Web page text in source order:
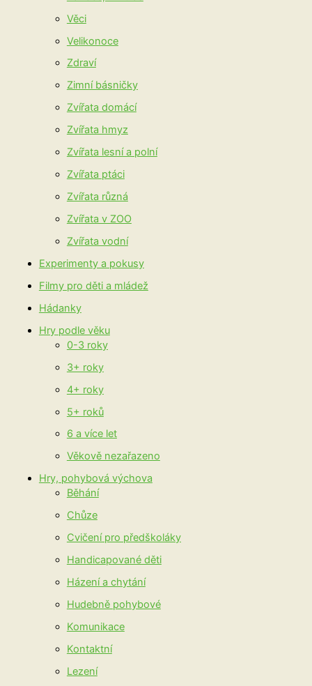
Věci
Velikonoce
Zdraví
Zimní básničky
Zvířata domácí
Zvířata hmyz
Zvířata lesní a polní
Zvířata ptáci
Zvířata různá
Zvířata v ZOO
Zvířata vodní
Experimenty a pokusy
Filmy pro děti a mládež
Hádanky
Hry podle věku
0-3 roky
3+ roky
4+ roky
5+ roků
6 a více let
Věkově nezařazeno
Hry, pohybová výchova
Běhání
Chůze
Cvičení pro předškoláky
Handicapované děti
Házení a chytání
Hudebně pohybové
Komunikace
Kontaktní
Lezení